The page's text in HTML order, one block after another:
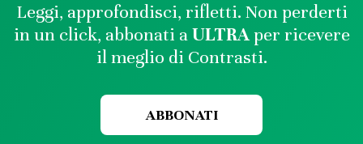
Leggi, approfondisci, rifletti. Non perderti
in un click, abbonati aULTRAper ricevere
il meglio di Contrasti.
ABBONATI